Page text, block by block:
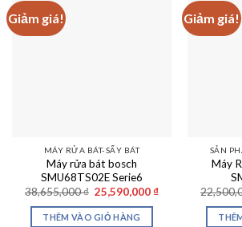
Giảm giá!
MÁY RỬA BÁT-SẤY BÁT
Máy rửa bát bosch
SMU68TS02E Serie6
38,655,000₫ Giá
gốc
là:
38,655,000 ₫.
25,590,000 ₫Giá
THÊM VÀO GIỎ HÀNG
Giảm giá!
SẢN
Máy